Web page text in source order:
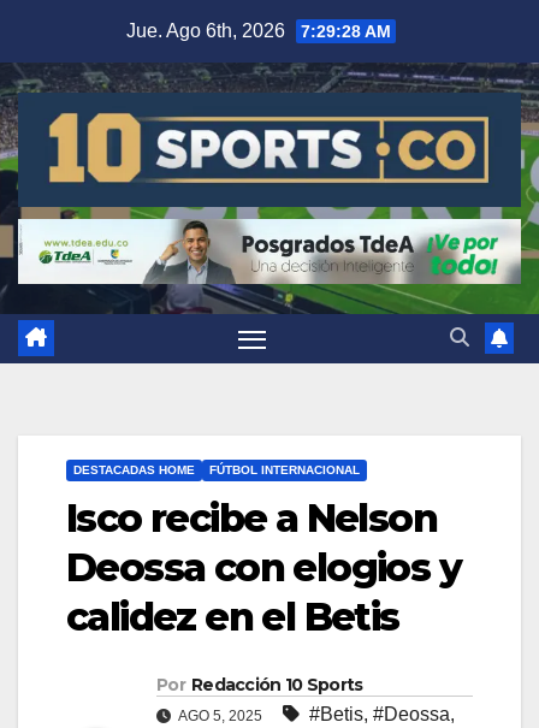
Jue. Ago 6th, 2026 7:29:29 AM
DESTACADAS HOME FÚTBOL INTERNACIONAL
Isco recibe a Nelson
Deossa con elogios y
calidez en el Betis
Por Redacción 10 Sports
AGO 5, 2025 #Betis, #Deossa,